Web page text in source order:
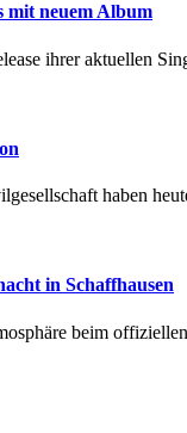
mit neuem Album
ihrer aktuellen
haben
in Schaffhausen
beim